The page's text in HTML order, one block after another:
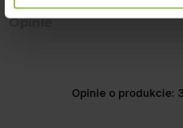
Opinie
Opinie o produkcie: